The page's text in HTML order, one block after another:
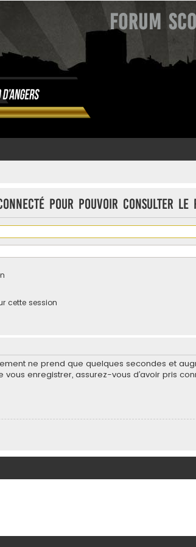
Forum
pour pouvoir consulter le
cette session
ne prend que quelques secondes et
enregistrer, assurez-vous d’avoir pris